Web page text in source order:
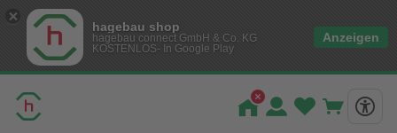
hagebau shop
hagebau connect GmbH & Co. KG
KOSTENLOS- In Google Play
Anzeigen